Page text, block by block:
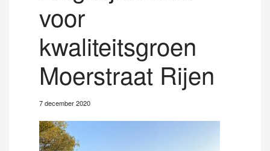
voor
kwaliteitsgroen
Moerstraat Rijen
7 december 2020